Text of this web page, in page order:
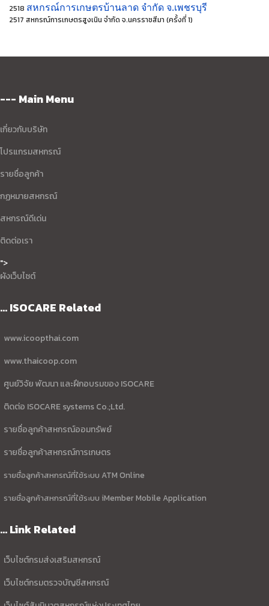
2518 สหกรณ์การเกษตรบ้านลาด จำกัด จ.เพชรบุรี
2517 สหกรณ์การเกษตรสูงเนิน จำกัด จ.นครราชสีมา (ครั้งที่ 1)
--- Main Menu
เกี่ยวกับบริษัท
โปรแกรมสหกรณ์
รายชื่อลูกค้า
กฏหมายสหกรณ์
สหกรณ์ดีเด่น
ติดต่อเรา
">
ผังเว็บไซต์
... ISOCARE Related
www.icoopthai.com
www.thaicoop.com
ศูนย์วิจัย พัฒนา และฝึกอบรมของ ISOCARE
ติดต่อ ISOCARE systems Co.;Ltd.
รายชื่อลูกค้าสหกรณ์ออมทรัพย์
รายชื่อลูกค้าสหกรณ์การเกษตร
รายชื่อลูกค้าสหกรณ์ที่ใช้ระบบ ATM Online
รายชื่อลูกค้าสหกรณ์ที่ใช้ระบบ iMember Mobile Application
... Link Related
เว็บไซต์กรมส่งเสริมสหกรณ์
เว็บไซต์กรมตรวจบัญชีสหกรณ์